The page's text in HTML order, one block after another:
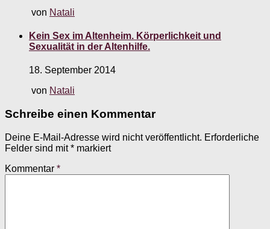
von Natali
Kein Sex im Altenheim. Körperlichkeit und
Sexualität in der Altenhilfe.
18. September 2014
von Natali
Schreibe einen Kommentar
Deine E-Mail-Adresse wird nicht veröffentlicht. Erforderliche
Felder sind mit* markiert
Kommentar *